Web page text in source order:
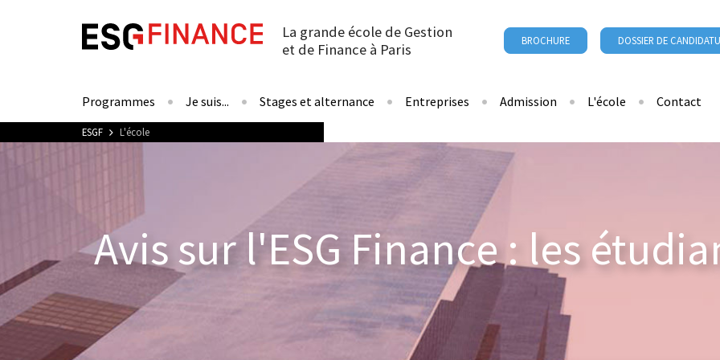
Avis sur l'ESG Finance : les
La grande école de Gestion
et de Finance à Paris
BROCHURE DOSSIER DE
Programmes Je suis... Stages et alternance Entreprises Admission L'école Contact
Vous êtes ici
ESGF L'école